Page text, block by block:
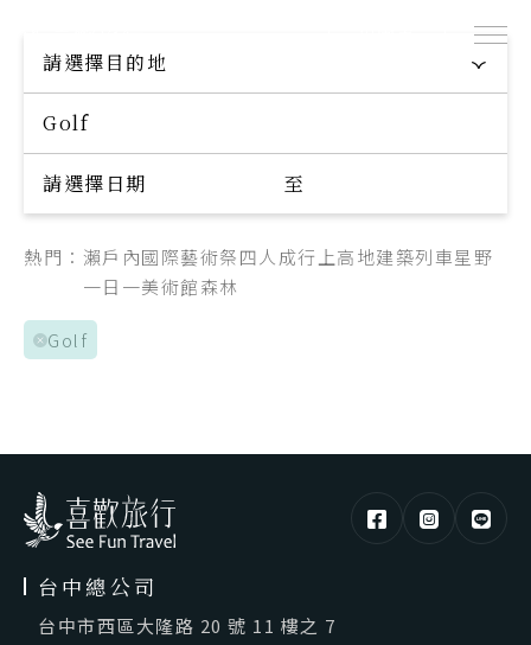
探索專屬您的旅程
Explore your trip
請選擇目的地
請選擇日期 至
熱門： 瀨戶內國際藝術祭四人成行 上高地建築列車星野
一日一美術館森林
Golf
台中總公司
台中市西區大隆路 20 號 11 樓之 7